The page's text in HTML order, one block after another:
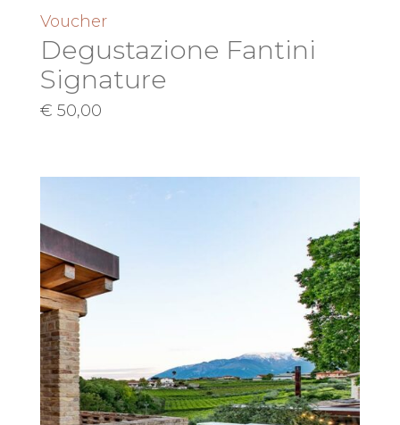
Voucher
Degustazione Fantini
Signature
€ 50,00